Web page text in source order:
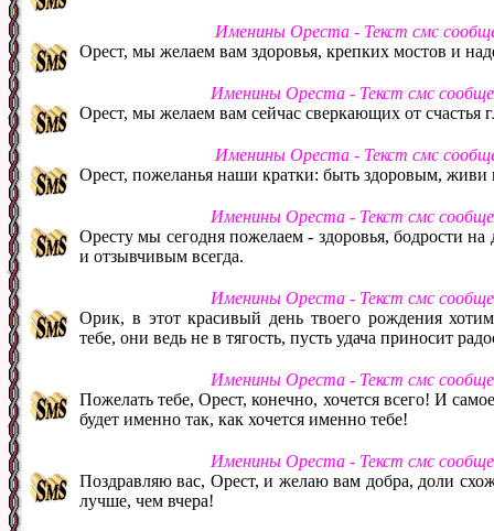
Именины Ореста - Текст смс
Орест, мы желаем вам здоровья, крепких мостов и
Именины Ореста - Текст смс
Орест, мы желаем вам сейчас сверкающих от счастья
Именины Ореста - Текст смс
Орест, пожеланья наши кратки: быть здоровым, живи
Именины Ореста - Текст смс
Оресту мы сегодня пожелаем - здоровья, бодрости
и отзывчивым всегда.
Именины Ореста - Текст смс
Орик, в этот красивый день твоего рождения
тебе, они ведь не в тягость, пусть удача приносит
Именины Ореста - Текст смс
Пожелать тебе, Орест, конечно, хочется всего! И
будет именно так, как хочется именно тебе!
Именины Ореста - Текст смс
Поздравляю вас, Орест, и желаю вам добра, доли
лучше, чем вчера!